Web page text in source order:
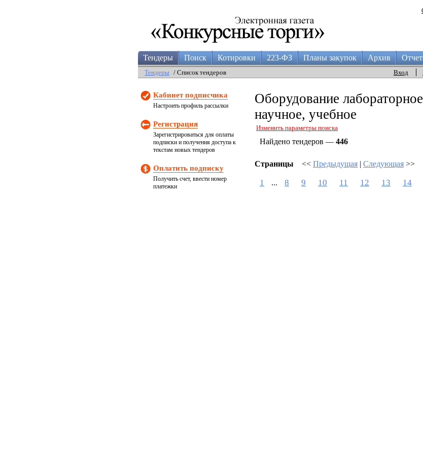
Тендеры Поиск Котировки 223-ФЗ Планы закупок Архив
Вход
Тендеры / Список тендеров
Кабинет подписчика
Настроить профиль рассылки
Регистрация
Зарегистрироваться для оплаты
подписки и получения доступа к
текстам новых тендеров
Оплатить подписку
Получить счет, ввести номер
платежки
Оборудование
научное, учебное
Изменить параметры поиска
Найдено тендеров — 446
Страницы << Предыдущая | Следующая >>
1 ... 8 9 10 11 12 13 14